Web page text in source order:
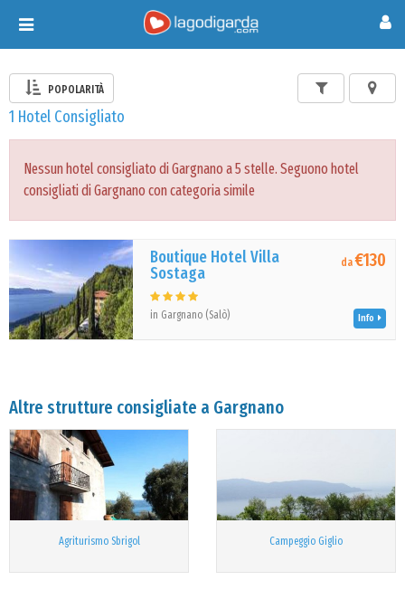
Toggle
navigation
POPOLARITÀ
1 Hotel Consigliato
Nessun hotel consigliato di Gargnano a 5 stelle. Seguono hotel
consigliati di Gargnano con categoria simile
Boutique Hotel Villa
Sostaga
in Gargnano (Salò)
da€130
Info
Altre strutture consigliate a Gargnano
Agriturismo Sbrigol Campeggio Giglio